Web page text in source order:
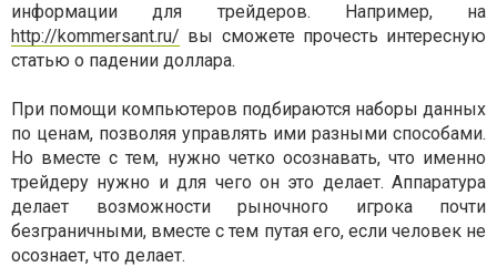
информации для трейдеров. Например, на
http://kommersant.ru/ вы сможете прочесть интересную
статью о падении доллара.
При помощи компьютеров подбираются наборы данных
по ценам, позволяя управлять ими разными способами.
Но вместе с тем, нужно четко осознавать, что именно
трейдеру нужно и для чего он это делает. Аппаратура
делает возможности рыночного игрока почти
безграничными, вместе с тем путая его, если человек не
осознает, что делает.